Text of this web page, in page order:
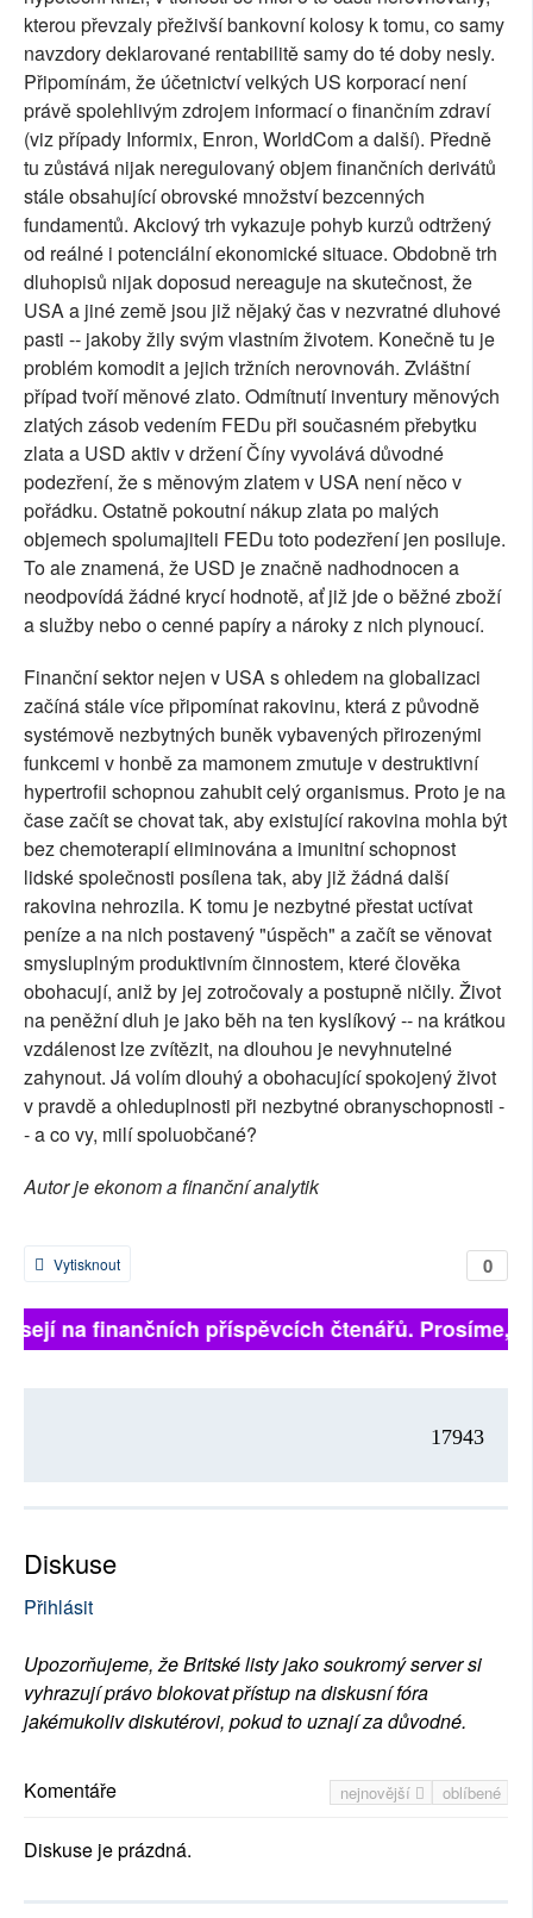
kterou převzaly přeživší bankovní kolosy k tomu, co samy
navzdory deklarované rentabilitě samy do té doby nesly.
Připomínám, že účetnictví velkých US korporací není
právě spolehlivým zdrojem informací o finančním zdraví
(viz případy Informix, Enron, WorldCom a další). Předně
tu zůstává nijak neregulovaný objem finančních derivátů
stále obsahující obrovské množství bezcenných
fundamentů. Akciový trh vykazuje pohyb kurzů odtržený
od reálné i potenciální ekonomické situace. Obdobně trh
dluhopisů nijak doposud nereaguje na skutečnost, že
USA a jiné země jsou již nějaký čas v nezvratné dluhové
pasti -- jakoby žily svým vlastním životem. Konečně tu je
problém komodit a jejich tržních nerovnováh. Zvláštní
případ tvoří měnové zlato. Odmítnutí inventury měnových
zlatých zásob vedením FEDu při současném přebytku
zlata a USD aktiv v držení Číny vyvolává důvodné
podezření, že s měnovým zlatem v USA není něco v
pořádku. Ostatně pokoutní nákup zlata po malých
objemech spolumajiteli FEDu toto podezření jen posiluje.
To ale znamená, že USD je značně nadhodnocen a
neodpovídá žádné krycí hodnotě, ať již jde o běžné zboží
a služby nebo o cenné papíry a nároky z nich plynoucí.
Finanční sektor nejen v USA s ohledem na globalizaci
začíná stále více připomínat rakovinu, která z původně
systémově nezbytných buněk vybavených přirozenými
funkcemi v honbě za mamonem zmutuje v destruktivní
hypertrofii schopnou zahubit celý organismus. Proto je na
čase začít se chovat tak, aby existující rakovina mohla být
bez chemoterapií eliminována a imunitní schopnost
lidské společnosti posílena tak, aby již žádná další
rakovina nehrozila. K tomu je nezbytné přestat uctívat
peníze a na nich postavený "úspěch" a začít se věnovat
smysluplným produktivním činnostem, které člověka
obohacují, aniž by jej zotročovaly a postupně ničily. Život
na peněžní dluh je jako běh na ten kyslíkový -- na krátkou
vzdálenost lze zvítězit, na dlouhou je nevyhnutelné
zahynout. Já volím dlouhý a obohacující spokojený život
v pravdě a ohleduplnosti při nezbytné obranyschopnosti -
- a co vy, milí spoluobčané?
Autor je ekonom a finanční analytik
0
Vytisknout
na finančních příspěvcích čtenářů. Prosíme,
17943
Diskuse
Přihlásit
Upozorňujeme, že Britské listy jako soukromý server si
vyhrazují právo blokovat přístup na diskusní fóra
jakémukoliv diskutérovi, pokud to uznají za důvodné.
nejnovější oblíbené
Komentáře
Diskuse je prázdná.